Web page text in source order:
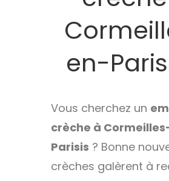
en-
Vous cherchez un
crèche à
Parisis ? Bonne
crèches galèrent à